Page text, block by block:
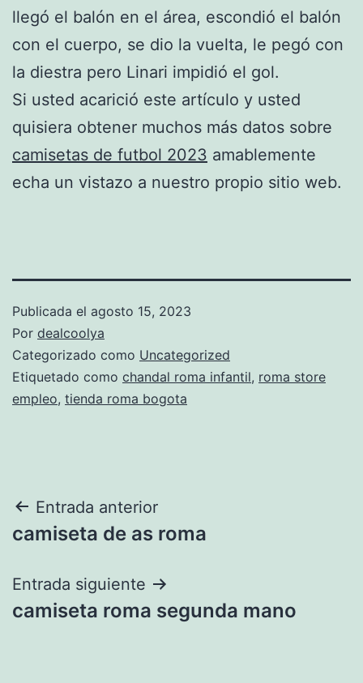
llegó el balón en el área, escondió el balón
con el cuerpo, se dio la vuelta, le pegó con
la diestra pero Linari impidió el gol.
Si usted acarició este artículo y usted
quisiera obtener muchos más datos sobre
camisetas de futbol 2023 amablemente
echa un vistazo a nuestro propio sitio web.
Publicada el agosto 15, 2023
Por dealcoolya
Categorizado como Uncategorized
Etiquetado como chandal roma infantil, roma store
empleo, tienda roma bogota
Navegación
de
entradas
Entrada anterior
camiseta de as roma
Entrada siguiente
camiseta roma segunda mano